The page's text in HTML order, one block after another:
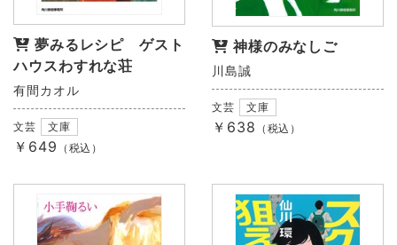
夢みるレシピ ゲスト
ハウスわすれな荘
有間カオル
文芸 文庫
￥649 （税込）
神様のみなしご
川島誠
文芸 文庫
￥638 （税込）